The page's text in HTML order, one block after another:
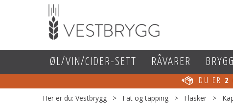
ØL/VIN/CIDER-SETT RÅVARER
DU ER 2
Her er du: Vestbrygg > Fat og tapping > Flasker >